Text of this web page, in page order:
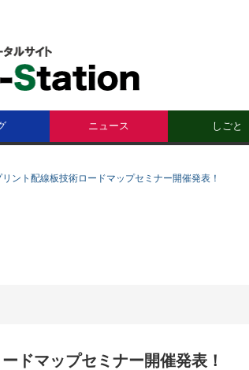
ニュース しごと
ント配線板技術ロードマップセミナー開催発表！
ドマップセミナー開催発表！